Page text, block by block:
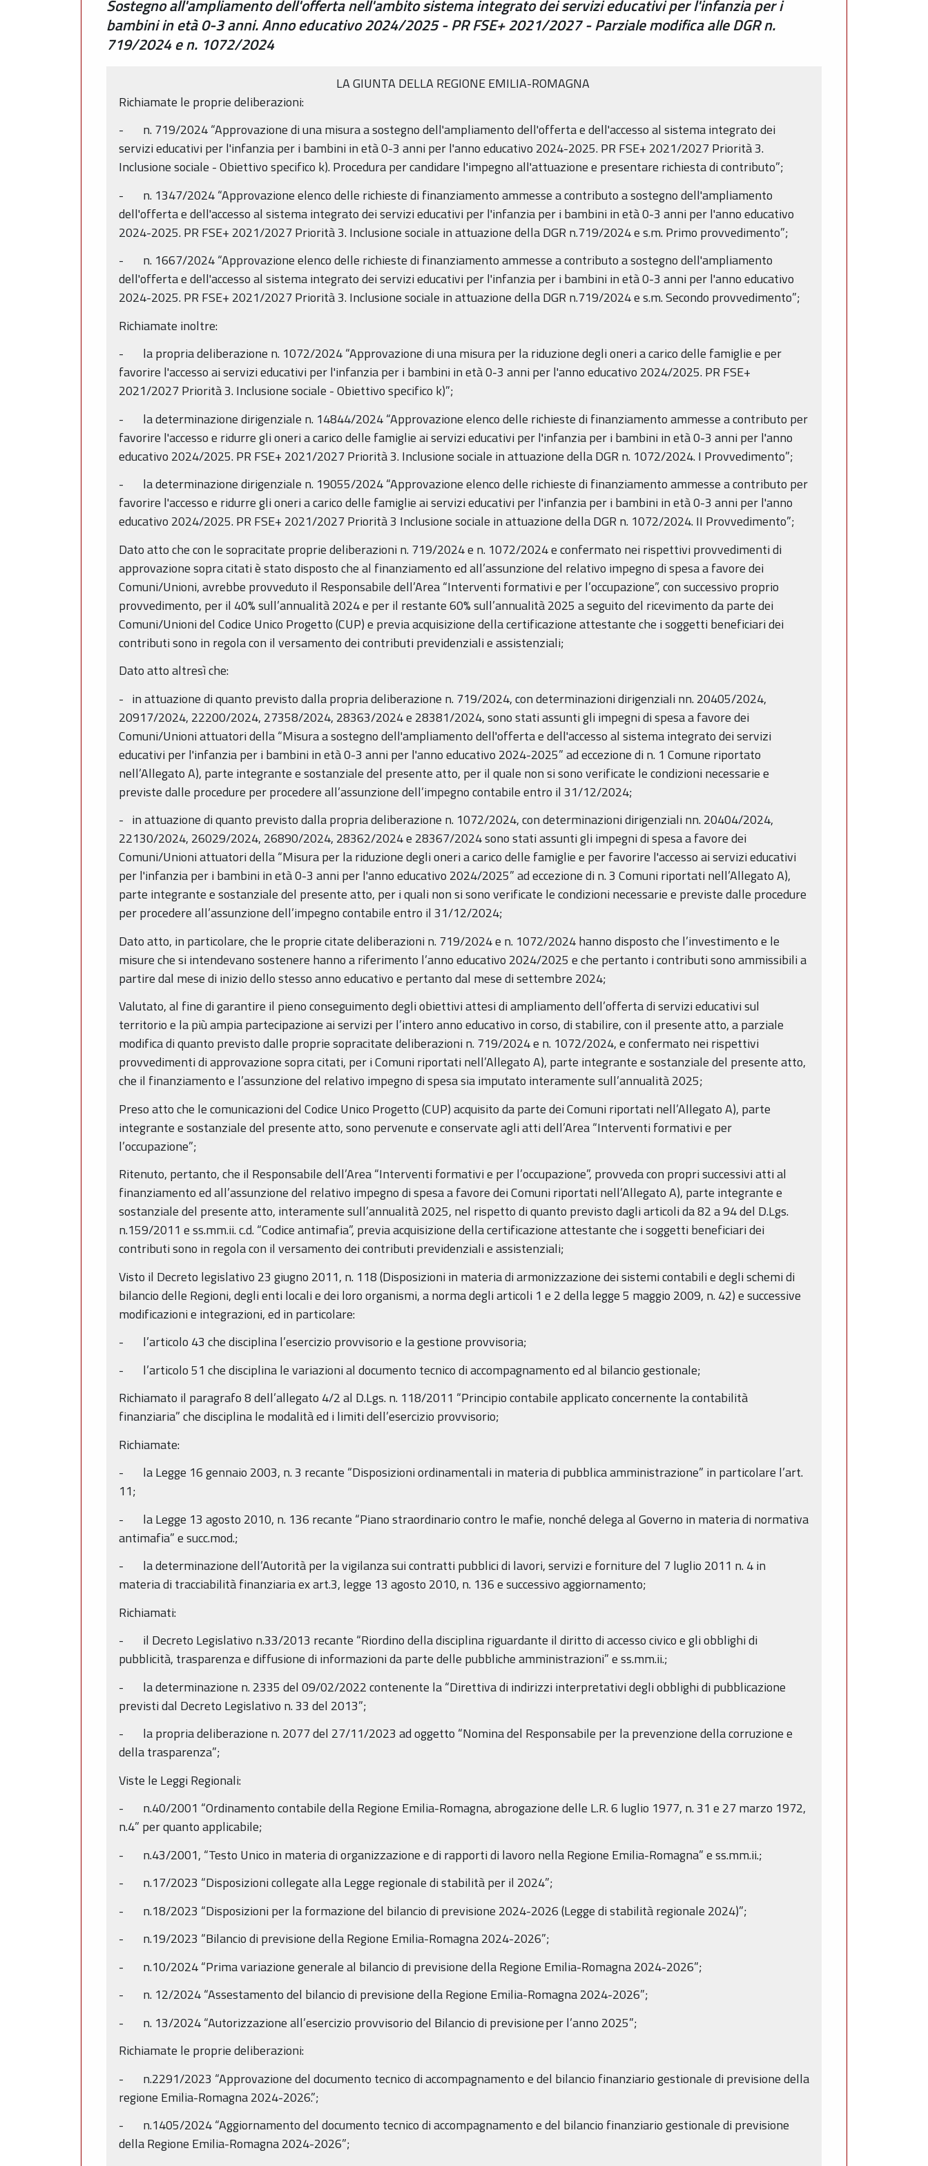
Sostegno all'ampliamento dell'offerta nell'ambito sistema integrato dei servizi educativi per l'infanzia per i
bambini in età 0-3 anni. Anno educativo 2024/2025 - PR FSE+ 2021/2027 - Parziale modifica alle DGR n.
719/2024 e n. 1072/2024
LA GIUNTA DELLA REGIONE EMILIA-ROMAGNA
Richiamate le proprie deliberazioni:
- n. 719/2024 “Approvazione di una misura a sostegno dell'ampliamento dell'offerta e dell'accesso al sistema integrato dei
servizi educativi per l'infanzia per i bambini in età 0-3 anni per l'anno educativo 2024-2025. PR FSE+ 2021/2027 Priorità 3.
Inclusione sociale - Obiettivo specifico k). Procedura per candidare l'impegno all'attuazione e presentare richiesta di contributo”;
- n. 1347/2024 “Approvazione elenco delle richieste di finanziamento ammesse a contributo a sostegno dell'ampliamento
dell'offerta e dell'accesso al sistema integrato dei servizi educativi per l'infanzia per i bambini in età 0-3 anni per l'anno educativo
2024-2025. PR FSE+ 2021/2027 Priorità 3. Inclusione sociale in attuazione della DGR n.719/2024 e s.m. Primo provvedimento”;
- n. 1667/2024 “Approvazione elenco delle richieste di finanziamento ammesse a contributo a sostegno dell'ampliamento
dell'offerta e dell'accesso al sistema integrato dei servizi educativi per l'infanzia per i bambini in età 0-3 anni per l'anno educativo
2024-2025. PR FSE+ 2021/2027 Priorità 3. Inclusione sociale in attuazione della DGR n.719/2024 e s.m. Secondo provvedimento”;
Richiamate inoltre:
- la propria deliberazione n. 1072/2024 “Approvazione di una misura per la riduzione degli oneri a carico delle famiglie e per
favorire l'accesso ai servizi educativi per l'infanzia per i bambini in età 0-3 anni per l'anno educativo 2024/2025. PR FSE+
2021/2027 Priorità 3. Inclusione sociale - Obiettivo specifico k)”;
- la determinazione dirigenziale n. 14844/2024 “Approvazione elenco delle richieste di finanziamento ammesse a contributo per
favorire l'accesso e ridurre gli oneri a carico delle famiglie ai servizi educativi per l'infanzia per i bambini in età 0-3 anni per l'anno
educativo 2024/2025. PR FSE+ 2021/2027 Priorità 3. Inclusione sociale in attuazione della DGR n. 1072/2024. I Provvedimento”;
- la determinazione dirigenziale n. 19055/2024 “Approvazione elenco delle richieste di finanziamento ammesse a contributo per
favorire l'accesso e ridurre gli oneri a carico delle famiglie ai servizi educativi per l'infanzia per i bambini in età 0-3 anni per l'anno
educativo 2024/2025. PR FSE+ 2021/2027 Priorità 3 Inclusione sociale in attuazione della DGR n. 1072/2024. II Provvedimento”;
Dato atto che con le sopracitate proprie deliberazioni n. 719/2024 e n. 1072/2024 e confermato nei rispettivi provvedimenti di
approvazione sopra citati è stato disposto che al finanziamento ed all’assunzione del relativo impegno di spesa a favore dei
Comuni/Unioni, avrebbe provveduto il Responsabile dell’Area “Interventi formativi e per l’occupazione”, con successivo proprio
provvedimento, per il 40% sull’annualità 2024 e per il restante 60% sull’annualità 2025 a seguito del ricevimento da parte dei
Comuni/Unioni del Codice Unico Progetto (CUP) e previa acquisizione della certificazione attestante che i soggetti beneficiari dei
contributi sono in regola con il versamento dei contributi previdenziali e assistenziali;
Dato atto altresì che:
- in attuazione di quanto previsto dalla propria deliberazione n. 719/2024, con determinazioni dirigenziali nn. 20405/2024,
20917/2024, 22200/2024, 27358/2024, 28363/2024 e 28381/2024, sono stati assunti gli impegni di spesa a favore dei
Comuni/Unioni attuatori della “Misura a sostegno dell'ampliamento dell'offerta e dell'accesso al sistema integrato dei servizi
educativi per l'infanzia per i bambini in età 0-3 anni per l'anno educativo 2024-2025” ad eccezione di n. 1 Comune riportato
nell’Allegato A), parte integrante e sostanziale del presente atto, per il quale non si sono verificate le condizioni necessarie e
previste dalle procedure per procedere all’assunzione dell’impegno contabile entro il 31/12/2024;
- in attuazione di quanto previsto dalla propria deliberazione n. 1072/2024, con determinazioni dirigenziali nn. 20404/2024,
22130/2024, 26029/2024, 26890/2024, 28362/2024 e 28367/2024 sono stati assunti gli impegni di spesa a favore dei
Comuni/Unioni attuatori della “Misura per la riduzione degli oneri a carico delle famiglie e per favorire l'accesso ai servizi educativi
per l'infanzia per i bambini in età 0-3 anni per l'anno educativo 2024/2025” ad eccezione di n. 3 Comuni riportati nell’Allegato A),
parte integrante e sostanziale del presente atto, per i quali non si sono verificate le condizioni necessarie e previste dalle procedure
per procedere all’assunzione dell’impegno contabile entro il 31/12/2024;
Dato atto, in particolare, che le proprie citate deliberazioni n. 719/2024 e n. 1072/2024 hanno disposto che l’investimento e le
misure che si intendevano sostenere hanno a riferimento l’anno educativo 2024/2025 e che pertanto i contributi sono ammissibili a
partire dal mese di inizio dello stesso anno educativo e pertanto dal mese di settembre 2024;
Valutato, al fine di garantire il pieno conseguimento degli obiettivi attesi di ampliamento dell’offerta di servizi educativi sul
territorio e la più ampia partecipazione ai servizi per l’intero anno educativo in corso, di stabilire, con il presente atto, a parziale
modifica di quanto previsto dalle proprie sopracitate deliberazioni n. 719/2024 e n. 1072/2024, e confermato nei rispettivi
provvedimenti di approvazione sopra citati, per i Comuni riportati nell’Allegato A), parte integrante e sostanziale del presente atto,
che il finanziamento e l’assunzione del relativo impegno di spesa sia imputato interamente sull’annualità 2025;
Preso atto che le comunicazioni del Codice Unico Progetto (CUP) acquisito da parte dei Comuni riportati nell’Allegato A), parte
integrante e sostanziale del presente atto, sono pervenute e conservate agli atti dell’Area “Interventi formativi e per
l’occupazione”;
Ritenuto, pertanto, che il Responsabile dell’Area “Interventi formativi e per l’occupazione”, provveda con propri successivi atti al
finanziamento ed all’assunzione del relativo impegno di spesa a favore dei Comuni riportati nell’Allegato A), parte integrante e
sostanziale del presente atto, interamente sull’annualità 2025, nel rispetto di quanto previsto dagli articoli da 82 a 94 del D.Lgs.
n.159/2011 e ss.mm.ii. c.d. “Codice antimafia”, previa acquisizione della certificazione attestante che i soggetti beneficiari dei
contributi sono in regola con il versamento dei contributi previdenziali e assistenziali;
Visto il Decreto legislativo 23 giugno 2011, n. 118 (Disposizioni in materia di armonizzazione dei sistemi contabili e degli schemi di
bilancio delle Regioni, degli enti locali e dei loro organismi, a norma degli articoli 1 e 2 della legge 5 maggio 2009, n. 42) e successive
modificazioni e integrazioni, ed in particolare:
- l’articolo 43 che disciplina l’esercizio provvisorio e la gestione provvisoria;
- l’articolo 51 che disciplina le variazioni al documento tecnico di accompagnamento ed al bilancio gestionale;
Richiamato il paragrafo 8 dell’allegato 4/2 al D.Lgs. n. 118/2011 “Principio contabile applicato concernente la contabilità
finanziaria” che disciplina le modalità ed i limiti dell’esercizio provvisorio;
Richiamate:
- la Legge 16 gennaio 2003, n. 3 recante “Disposizioni ordinamentali in materia di pubblica amministrazione” in particolare l’art.
11;
- la Legge 13 agosto 2010, n. 136 recante “Piano straordinario contro le mafie, nonché delega al Governo in materia di normativa
antimafia” e succ.mod.;
- la determinazione dell’Autorità per la vigilanza sui contratti pubblici di lavori, servizi e forniture del 7 luglio 2011 n. 4 in
materia di tracciabilità finanziaria ex art.3, legge 13 agosto 2010, n. 136 e successivo aggiornamento;
Richiamati:
- il Decreto Legislativo n.33/2013 recante “Riordino della disciplina riguardante il diritto di accesso civico e gli obblighi di
pubblicità, trasparenza e diffusione di informazioni da parte delle pubbliche amministrazioni” e ss.mm.ii.;
- la determinazione n. 2335 del 09/02/2022 contenente la “Direttiva di indirizzi interpretativi degli obblighi di pubblicazione
previsti dal Decreto Legislativo n. 33 del 2013”;
- la propria deliberazione n. 2077 del 27/11/2023 ad oggetto “Nomina del Responsabile per la prevenzione della corruzione e
della trasparenza”;
Viste le Leggi Regionali:
- n.40/2001 “Ordinamento contabile della Regione Emilia-Romagna, abrogazione delle L.R. 6 luglio 1977, n. 31 e 27 marzo 1972,
n.4” per quanto applicabile;
- n.43/2001, “Testo Unico in materia di organizzazione e di rapporti di lavoro nella Regione Emilia-Romagna” e ss.mm.ii.;
- n.17/2023 “Disposizioni collegate alla Legge regionale di stabilità per il 2024”;
- n.18/2023 “Disposizioni per la formazione del bilancio di previsione 2024-2026 (Legge di stabilità regionale 2024)”;
- n.19/2023 “Bilancio di previsione della Regione Emilia-Romagna 2024-2026”;
- n.10/2024 “Prima variazione generale al bilancio di previsione della Regione Emilia-Romagna 2024-2026”;
- n. 12/2024 “Assestamento del bilancio di previsione della Regione Emilia-Romagna 2024-2026”;
- n. 13/2024 “Autorizzazione all’esercizio provvisorio del Bilancio di previsione per l’anno 2025”;
Richiamate le proprie deliberazioni:
- n.2291/2023 “Approvazione del documento tecnico di accompagnamento e del bilancio finanziario gestionale di previsione della
regione Emilia-Romagna 2024-2026.”;
- n.1405/2024 “Aggiornamento del documento tecnico di accompagnamento e del bilancio finanziario gestionale di previsione
della Regione Emilia-Romagna 2024-2026”;